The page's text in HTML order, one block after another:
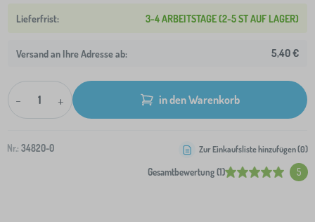
3-4 ARBEITSTAGE (2-5 ST AUF LAGER)
Versand an Ihre Adresse ab: 5,40 €
- + in den Warenkorb
Nr.: 34820-0
Gesamtbewertung (1) 5
Zur Einkaufsliste hinzufügen (0)